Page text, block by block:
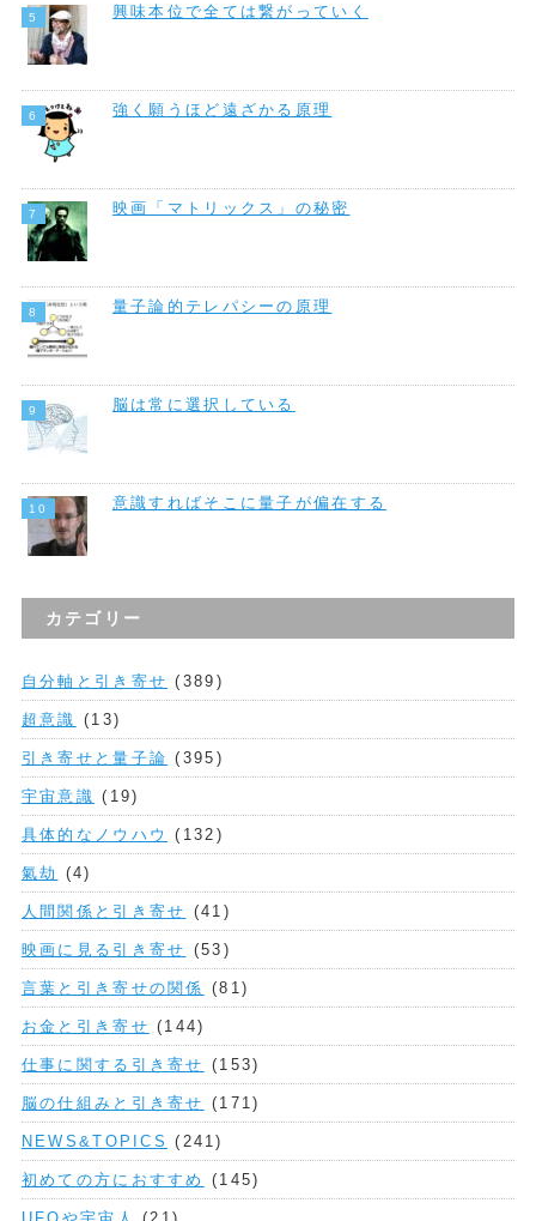
興味本位で全ては繋がっていく
強く願うほど遠ざかる原理
映画「マトリックス」の秘密
量子論的テレパシーの原理
脳は常に選択している
意識すればそこに量子が偏在する
カテゴリー
自分軸と引き寄せ (389)
超意識 (13)
引き寄せと量子論 (395)
宇宙意識 (19)
具体的なノウハウ (132)
氣劫 (4)
人間関係と引き寄せ (41)
映画に見る引き寄せ (53)
言葉と引き寄せの関係 (81)
お金と引き寄せ (144)
仕事に関する引き寄せ (153)
脳の仕組みと引き寄せ (171)
NEWS&TOPICS (241)
初めての方におすすめ (145)